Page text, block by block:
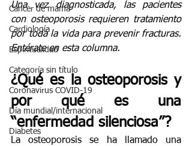
Cáncer de mama
Cardiología
Espiritualidad
Categoría sin título
Coronavirus COVID-19
Día mundial/internacional
Diabetes
Una vez diagnosticada, las pacientes
con osteoporosis requieren tratamiento
por toda la vida para prevenir fracturas.
Entérate en esta columna.
¿Qué es la osteoporosis y
por qué es una
“enfermedad silenciosa”?
La osteoporosis se ha llamado una